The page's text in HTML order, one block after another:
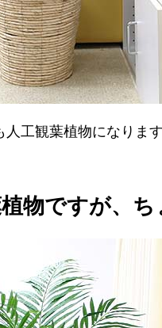
人工観葉植物になり
物ですが、